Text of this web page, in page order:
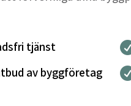
tjänst
av byggföretag